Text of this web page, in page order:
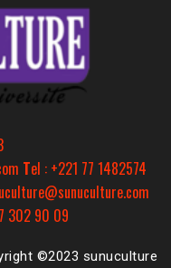
Tel : +221 77 1482574
302 90 09
©2023 sunuculture